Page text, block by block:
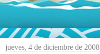
jueves, 4 de diciembre de 2008